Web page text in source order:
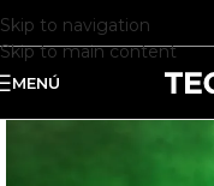
Skip to navigation
Skip to main content
MENÚ